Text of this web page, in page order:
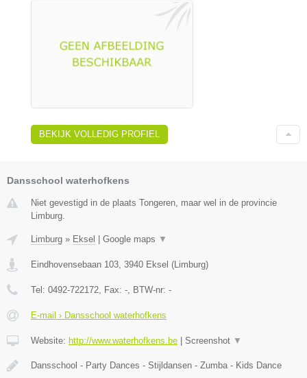
BEKIJK VOLLEDIG PROFIEL
Dansschool waterhofkens
Niet gevestigd in de plaats Tongeren, maar wel in de provincie
Limburg.
Limburg » Eksel Google maps ▼
Eindhovensebaan 103, 3940 Eksel (Limburg)
Tel: 0492-722172, Fax: -, BTW-nr: -
E-mail › Dansschool waterhofkens
Website: http://www.waterhofkens.be Screenshot ▼
Dansschool - Party Dances - Stijldansen - Zumba - Kids Dance